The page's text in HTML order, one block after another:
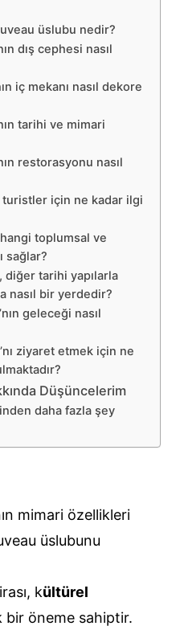
üslubu nedir?
dış cephesi nasıl
iç mekanı nasıl dekore
tarihi ve mimari
restorasyonu nasıl
turistler için ne kadar ilgi
toplumsal ve
sağlar?
diğer tarihi yapılarla
nasıl bir yerdedir?
geleceği nasıl
ziyaret etmek için ne
Düşüncelerim
daha fazla şey
mimari özellikleri
üslubunu
kültürel
bir öneme sahiptir.